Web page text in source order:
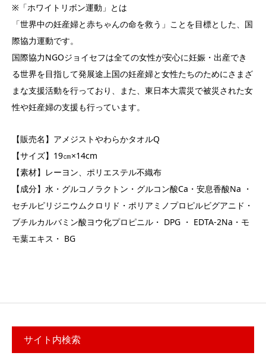
※「ホワイトリボン運動」とは
「世界中の妊産婦と赤ちゃんの命を救う」ことを目標とした、国
際協力運動です。
国際協力NGOジョイセフは全ての女性が安心に妊娠・出産でき
る世界を目指して発展途上国の妊産婦と女性たちのためにさまざ
まな支援活動を行っており、また、東日本大震災で被災された女
性や妊産婦の支援も行っています。
【販売名】アメジストやわらかタオルQ
【サイズ】19㎝×14cm
【素材】レーヨン、ポリエステル不織布
【成分】水・グルコノラクトン・グルコン酸Ca・安息香酸Na ・
セチルピリジニウムクロリド・ポリアミノプロピルビグアニド・
ブチルカルバミン酸ヨウ化プロピニル・ DPG ・ EDTA-2Na・モ
モ葉エキス・ BG
サイト内検索